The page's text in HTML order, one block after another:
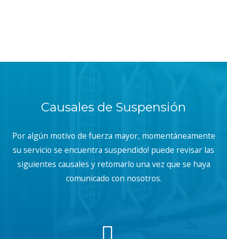
Causales de Suspensión
Por algún motivo de fuerza mayor, momentáneamente
su servicio se encuentra suspendido! puede revisar las
siguientes causales y retomarlo una vez que se haya
comunicado con nosotros.